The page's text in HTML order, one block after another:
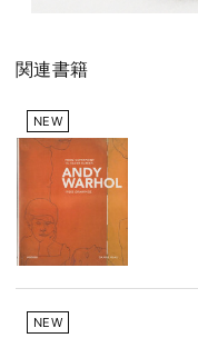
関連書籍
NEW
NEW